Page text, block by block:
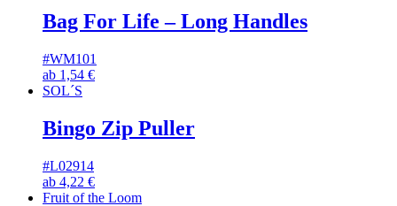
Bag For Life – Long Handles
#WM101
ab 1,54 €
SOL´S
Bingo Zip Puller
#L02914
ab 4,22 €
Fruit of the Loom